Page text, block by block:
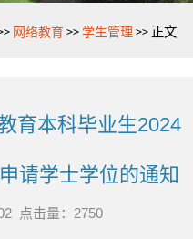
网络教育>>学生管理 >> 正文
育本科毕业生2024
请学士学位的通知
点击量： 2750